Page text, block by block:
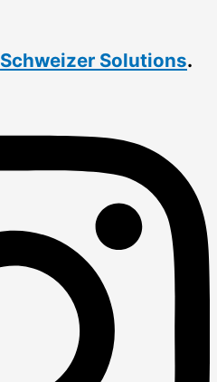
Schweizer Solutions.